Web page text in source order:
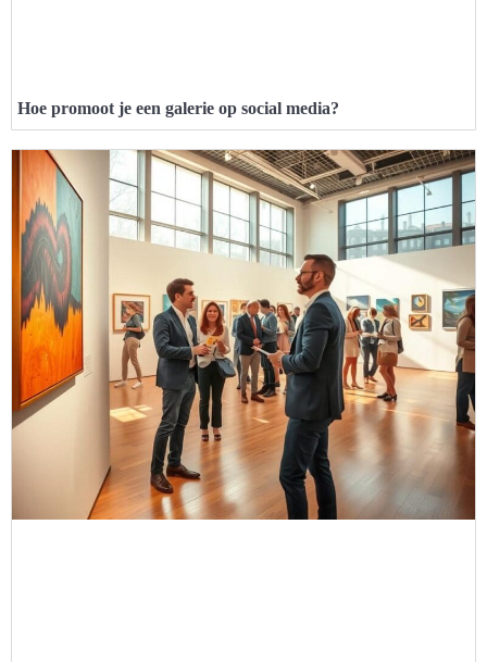
Hoe promoot je een galerie op social media?